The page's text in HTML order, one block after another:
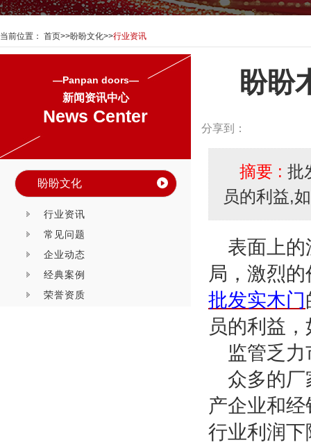
当前位置： 首页>>盼盼文化>>行业资讯
—Panpan doors—
新闻资讯中心
News Center
盼盼文化
行业资讯
常见问题
企业动态
经典案例
荣誉资质
盼盼
分享到：
摘要 : 批
员的利益,
表面上
局，激烈
批发实木门
员的利益
监管乏
众多的厂
产企业和
行业利润